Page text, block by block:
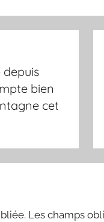
depuis
bien
cet
Les champs